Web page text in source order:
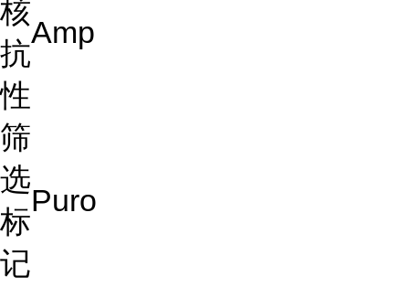
核
抗
性
Amp
筛
选
标
记
Puro